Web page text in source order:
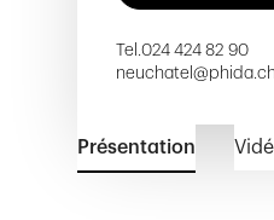
Tel. 024 424 82 90
neuchatel@phida.ch
Présentation